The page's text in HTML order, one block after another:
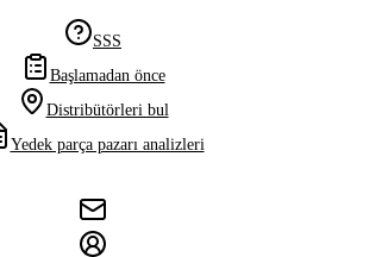
SSS
Başlamadan önce
Distribütörleri bul
Yedek parça pazarı analizleri